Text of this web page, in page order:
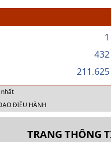
1
432
211.625
ĐIỀU HÀNH
TRANG THÔNG